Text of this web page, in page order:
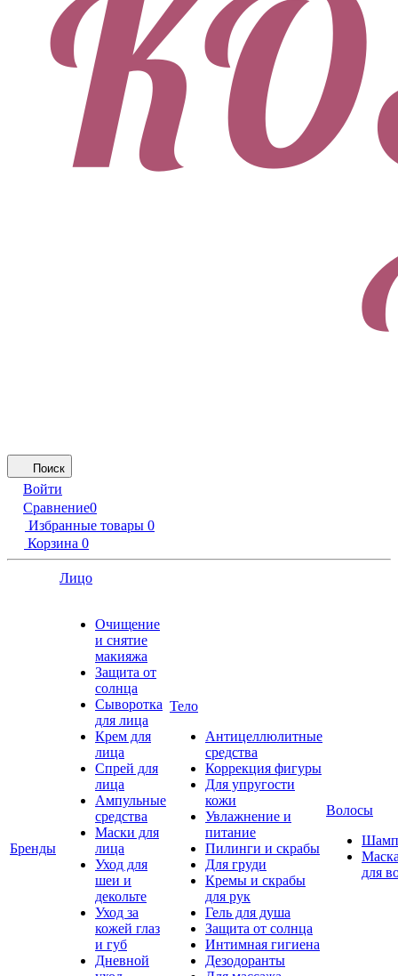
Поиск
Войти
Сравнение0
Избранные товары 0
Корзина 0
Бренды
Лицо
Очищение
и снятие
макияжа
Защита от
солнца
Сыворотка
для лица
Крем для
лица
Спрей для
лица
Ампульные
средства
Маски для
лица
Уход для
шеи и
декольте
Уход за
кожей глаз
и губ
Дневной
Тело
Антицеллюлитные
средства
Коррекция фигуры
Для упругости
кожи
Увлажнение и
питание
Пилинги и скрабы
Для груди
Кремы и скрабы
для рук
Гель для душа
Защита от солнца
Интимная гигиена
Дезодоранты
Волосы
для